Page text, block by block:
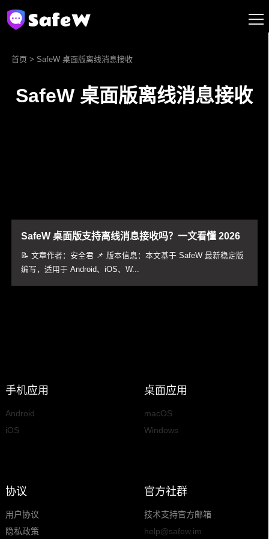
首页 > SafeW 桌面版离线消息接收
SafeW 桌面版离线消息接收
SafeW 桌面版支持离线消息接收吗？一文看懂 2026
版客户端功能界限与常见问题指南
📝 文章作者：安全君 📌 版本信息：本文基于 SafeW 最新稳定版
编写，适用于 Android、iOS、W...
手机应用
Android
iOS
桌面应用
macOS
Windows
协议
用户协议
隐私政策
官方社群
技术支持官方邮箱
help@safew.im